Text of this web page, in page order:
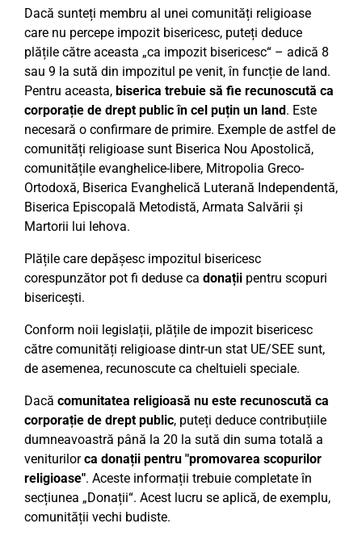
Dacă sunteți membru al unei comunități religioase
care nu percepe impozit bisericesc, puteți deduce
plățile către aceasta „ca impozit bisericesc“ – adică 8
sau 9 la sută din impozitul pe venit, în funcție de land.
Pentru aceasta, biserica trebuie să fie recunoscută ca
corporație de drept public în cel puțin un land. Este
necesară o confirmare de primire. Exemple de astfel de
comunități religioase sunt Biserica Nou Apostolică,
comunitățile evanghelice-libere, Mitropolia Greco-
Ortodoxă, Biserica Evanghelică Luterană Independentă,
Biserica Episcopală Metodistă, Armata Salvării și
Martorii lui Iehova.
Plățile care depășesc impozitul bisericesc
corespunzător pot fi deduse ca donații pentru scopuri
bisericești.
Conform noii legislații, plățile de impozit bisericesc
către comunități religioase dintr-un stat UE/SEE sunt,
de asemenea, recunoscute ca cheltuieli speciale.
Dacă comunitatea religioasă nu este recunoscută ca
corporație de drept public, puteți deduce contribuțiile
dumneavoastră până la 20 la sută din suma totală a
veniturilorca donații pentru "promovarea scopurilor
religioase". Aceste informații trebuie completate în
secțiunea „Donații“. Acest lucru se aplică, de exemplu,
comunității vechi budiste.